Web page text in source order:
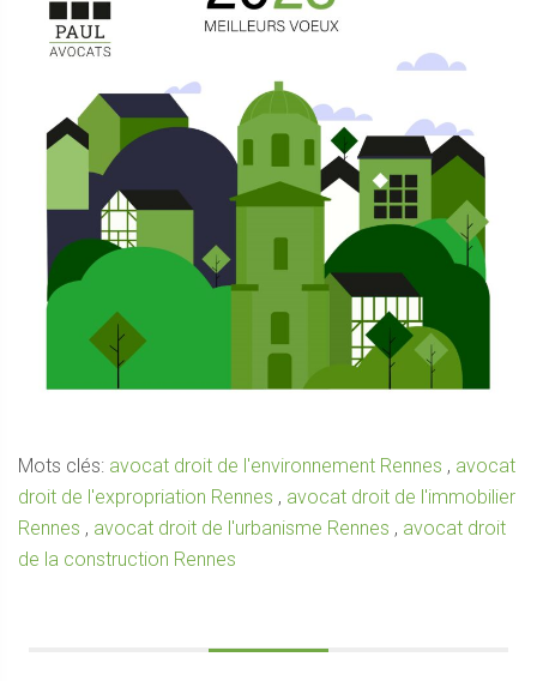
Mots clés: avocat droit de l'environnement Rennes , avocat
droit de l'expropriation Rennes , avocat droit de l'immobilier
Rennes , avocat droit de l'urbanisme Rennes , avocat droit
de la construction Rennes